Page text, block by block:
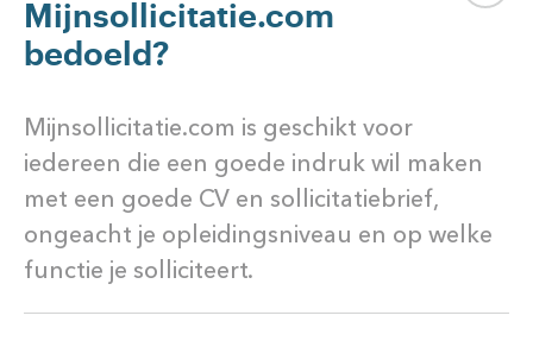
Mijnsollicitatie.com
bedoeld?
Mijnsollicitatie.com is geschikt voor
iedereen die een goede indruk wil maken
met een goede CV en sollicitatiebrief,
ongeacht je opleidingsniveau en op welke
functie je solliciteert.